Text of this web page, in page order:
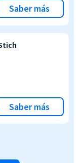
Saber más
Saber más